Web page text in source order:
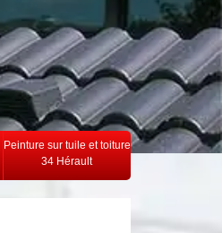
Peinture sur tuile et toiture
34 Hérault